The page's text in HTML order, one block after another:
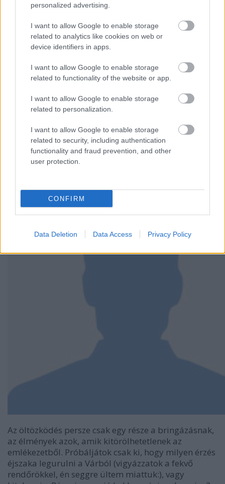
personalized advertising.
I want to allow Google to enable storage
related to analytics like cookies on web or
device identifiers in apps.
I want to allow Google to enable storage
related to functionality of the website or app.
I want to allow Google to enable storage
related to personalization.
I want to allow Google to enable storage
related to security, including authentication
functionality and fraud prevention, and other
user protection.
CONFIRM
Data Deletion Data Access Privacy Policy
A verseny előtt néhány hónappal kezdtem meg a
budapesti bringás létemet, azonban ez az esemény
felpörgette az eseményeket körülöttem, és nagyon jó
visszaigazolás volt arról, hogy igenis jó dolog
csinosan bringázni, és ezt mások is észreveszik.
Az öltözködés persze csak egy része a bringázásnak,
az élmények azok, amik kitörölhetetlenek az
emlékezetből. Próbáljátok csak ki, hogy milyen érzés
éjszaka legurulni a Várból (vigyázzatok a fekvő
rendőrökkel, én seggre ültem miattuk:), vagy